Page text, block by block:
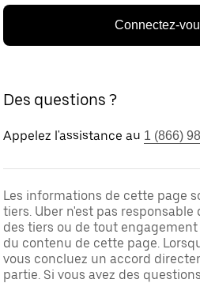
Connectez-
Des questions ?
Appelez l'assistance au 1 (866)
Les informations de cette page
tiers. Uber n'est pas
des tiers ou de tout
du contenu de cette page.
vous concluez un accord
partie. Si vous avez des